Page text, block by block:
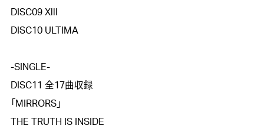
DISC09 Xlll
DISC10 ULTIMA
-SINGLE-
DISC11 全17曲収録
「MIRRORS」
THE TRUTH IS INSIDE